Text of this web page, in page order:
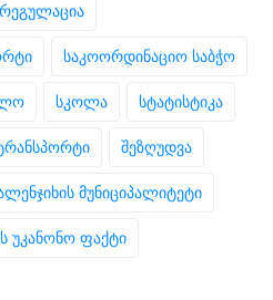
რეგულაცია
საკოორდინაციო საბჭო
სკოლა სტატისტიკა
შეზღუდვა
მუნიციპალიტეტი
უკანონო ფაქტი